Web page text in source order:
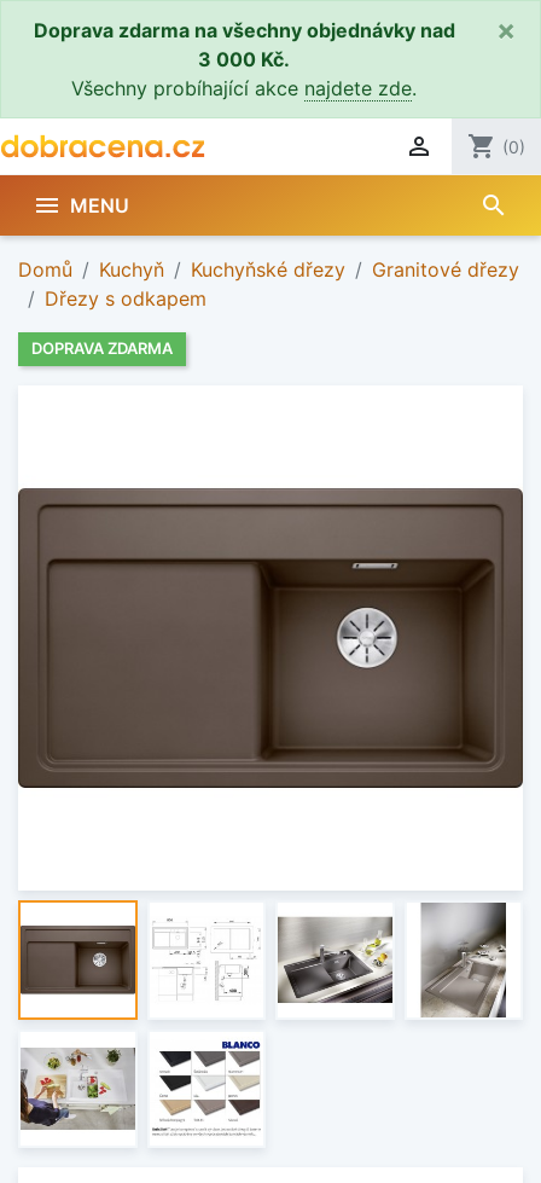
Doprava zdarma na všechny objednávky nad
3 000 Kč.
Všechny probíhající akce najdete zde.
×
 shopping_cart (0)
 MENU search
Domů Kuchyň Kuchyňské dřezy
Granitové dřezy
Dřezy s odkapem
DOPRAVA ZDARMA